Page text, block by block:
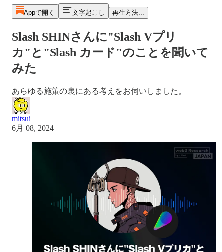
Appで開く 文字起こし 再生方法...
Slash SHINさんに"Slash Vプリ
カ"と"Slash カード"のことを聞いて
みた
あらゆる施策の裏にある考えをお伺いしました。
mitsui
6月 08, 2024